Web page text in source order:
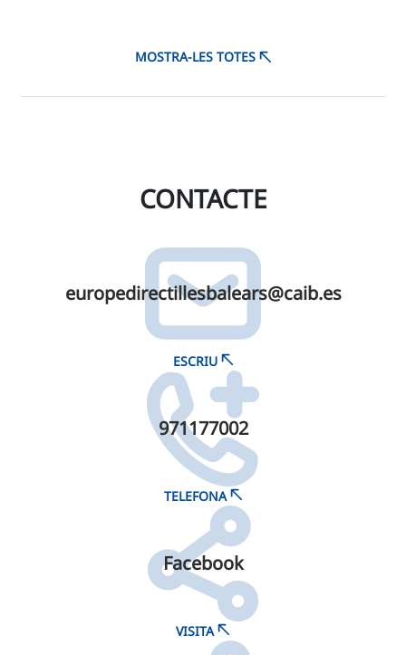
MOSTRA-LES TOTES
CONTACTE
europedirectillesbalears@​caib.​es
ESCRIU
971177002
TELEFONA
Facebook
VISITA